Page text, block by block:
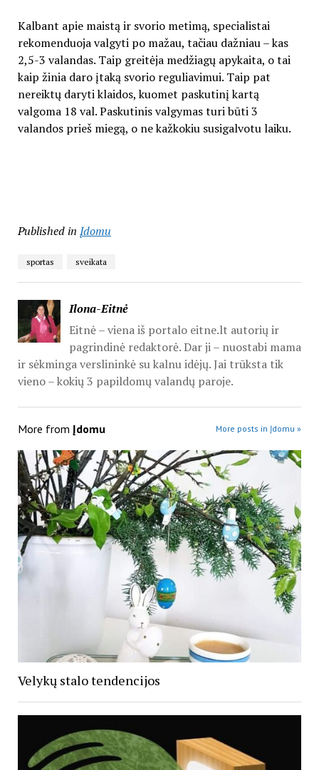
Kalbant apie maistą ir svorio metimą, specialistai
rekomenduoja valgyti po mažau, tačiau dažniau – kas
2,5-3 valandas. Taip greitėja medžiagų apykaita, o tai
kaip žinia daro įtaką svorio reguliavimui. Taip pat
nereiktų daryti klaidos, kuomet paskutinį kartą
valgoma 18 val. Paskutinis valgymas turi būti 3
valandos prieš miegą, o ne kažkokiu susigalvotu laiku.
Published in Įdomu
sportas sveikata
Ilona-Eitnė
Eitnė – viena iš portalo eitne.lt autorių ir
pagrindinė redaktorė. Dar ji – nuostabi mama
ir sėkminga verslininkė su kalnu idėjų. Jai trūksta tik
vieno – kokių 3 papildomų valandų paroje.
More from Įdomu More posts in Įdomu »
Velykų stalo tendencijos